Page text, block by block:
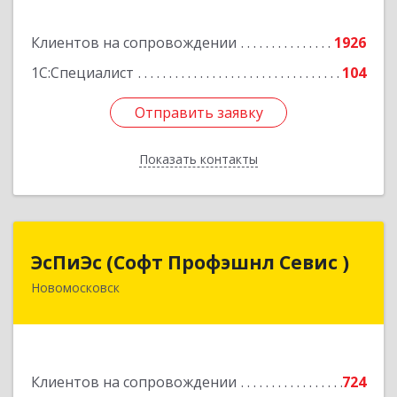
Клиентов на сопровождении
1926
1С:Специалист
104
Отправить заявку
Показать контакты
Отправить заявку
Назад
ЭсПиЭс (Софт Профэшнл Севис )
Новомосковск
Клиентов на сопровождении
724
ЭсПиЭс (Софт Профэшнл Севис )
301659, Тульская обл, Новомосковский р-н,